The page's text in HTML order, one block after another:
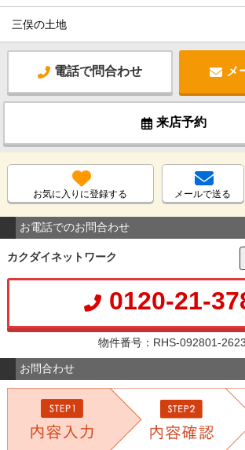
三俣の土地
電話で問合わせ メ
来店予約
お気に入りに登録する メールで送る
お電話でのお問合わせ
カクダイネットワーク
0120-21-
物件番号：RHS-092801-
お問合わせ